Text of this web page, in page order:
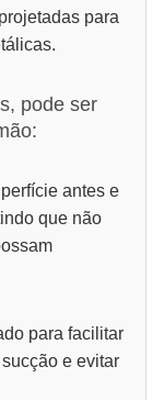
para
pode ser
antes e
que não
para facilitar
e evitar